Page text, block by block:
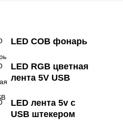
LED COB фонарь
LED RGB цветная
лента 5V USB
LED лента 5v с
USB штекером